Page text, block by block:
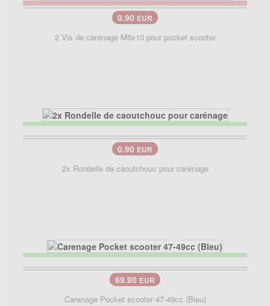
0.90 EUR
2 Vis de carénage M6x10 pour pocket scooter
0.90 EUR
2x Rondelle de caoutchouc pour carénage
69.90 EUR
Carenage Pocket scooter 47-49cc (Bleu)